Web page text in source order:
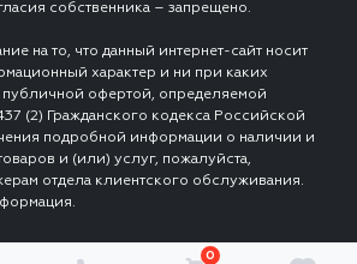
собственника – запрещено.
на то, что данный интернет-сайт носит
характер и ни при каких
публичной офертой, определяемой
(2) Гражданского кодекса Российской
подробной информации о наличии и
и (или) услуг, пожалуйста,
отдела клиентского обслуживания.
0